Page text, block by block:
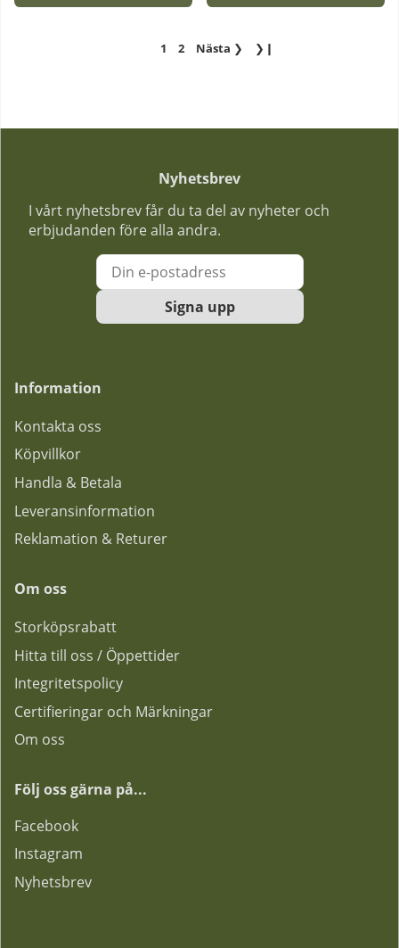
1 2 Nästa ❯ ❯❙
Nyhetsbrev
I vårt nyhetsbrev får du ta del av nyheter och
erbjudanden före alla andra.
Signa upp
Information
Kontakta oss
Köpvillkor
Handla & Betala
Leveransinformation
Reklamation & Returer
Om oss
Storköpsrabatt
Hitta till oss / Öppettider
Integritetspolicy
Certifieringar och Märkningar
Om oss
Följ oss gärna på...
Facebook
Instagram
Nyhetsbrev